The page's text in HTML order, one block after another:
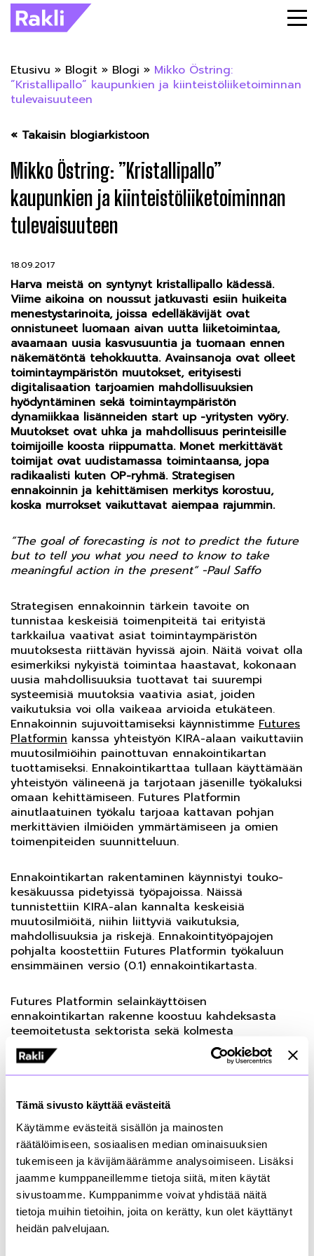
Tämä sivusto käyttää evästeitä
Käytämme evästeitä sisällön ja mainosten
räätälöimiseen, sosiaalisen median ominaisuuksien
tukemiseen ja kävijämäärämme analysoimiseen. Lisäksi
jaamme kumppaneillemme tietoja siitä, miten käytät
sivustoamme. Kumppanimme voivat yhdistää näitä
tietoja muihin tietoihin, joita on kerätty, kun olet käyttänyt
heidän palvelujaan.
Etusivu » Blogit » Blogi » Mikko Östring:
”Kristallipallo” kaupunkien ja kiinteistöliiketoiminnan
tulevaisuuteen
« Takaisin blogiarkistoon
Mikko Östring: ”Kristallipallo”
kaupunkien ja kiinteistöliiketoiminnan
tulevaisuuteen
18.09.2017
Harva meistä on syntynyt kristallipallo kädessä.
Viime aikoina on noussut jatkuvasti esiin huikeita
menestystarinoita, joissa edelläkävijät ovat
onnistuneet luomaan aivan uutta liiketoimintaa,
avaamaan uusia kasvusuuntia ja tuomaan ennen
näkemätöntä tehokkuutta. Avainsanoja ovat olleet
toimintaympäristön muutokset, erityisesti
digitalisaation tarjoamien mahdollisuuksien
hyödyntäminen sekä toimintaympäristön
dynamiikkaa lisänneiden start up -yritysten vyöry.
Muutokset ovat uhka ja mahdollisuus perinteisille
toimijoille koosta riippumatta. Monet merkittävät
toimijat ovat uudistamassa toimintaansa, jopa
radikaalisti kuten OP-ryhmä. Strategisen
ennakoinnin ja kehittämisen merkitys korostuu,
koska murrokset vaikuttavat aiempaa rajummin.
”The goal of forecasting is not to predict the future
but to tell you what you need to know to take
meaningful action in the present” -Paul Saffo
Strategisen ennakoinnin tärkein tavoite on
tunnistaa keskeisiä toimenpiteitä tai erityistä
tarkkailua vaativat asiat toimintaympäristön
muutoksesta riittävän hyvissä ajoin. Näitä voivat olla
esimerkiksi nykyistä toimintaa haastavat, kokonaan
uusia mahdollisuuksia tuottavat tai suurempi
systeemisiä muutoksia vaativia asiat, joiden
vaikutuksia voi olla vaikeaa arvioida etukäteen.
Ennakoinnin sujuvoittamiseksi käynnistimme Futures
Platformin kanssa yhteistyön KIRA-alaan vaikuttaviin
muutosilmiöihin painottuvan ennakointikartan
tuottamiseksi. Ennakointikarttaa tullaan käyttämään
yhteistyön välineenä ja tarjotaan jäsenille työkaluksi
omaan kehittämiseen. Futures Platformin
ainutlaatuinen työkalu tarjoaa kattavan pohjan
merkittävien ilmiöiden ymmärtämiseen ja omien
toimenpiteiden suunnitteluun.
Ennakointikartan rakentaminen käynnistyi touko-
kesäkuussa pidetyissä työpajoissa. Näissä
tunnistettiin KIRA-alan kannalta keskeisiä
muutosilmiöitä, niihin liittyviä vaikutuksia,
mahdollisuuksia ja riskejä. Ennakointityöpajojen
pohjalta koostettiin Futures Platformin työkaluun
ensimmäinen versio (0.1) ennakointikartasta.
Futures Platformin selainkäyttöisen
ennakointikartan rakenne koostuu kahdeksasta
teemoitetusta sektorista sekä kolmesta
aikakehästä. Muutosilmiöitä on neljää eri tyyppiä.
Niiden sijainti kehillä esittää ajankohdan, johon
selkeän muutoksen odotetaan painottuvan. Tämä
näkyvä jo aiemmin (tai ettei voitaisi odottaa, että
sen merkitys jatkaisi kasvua myös tämän ajanjakson
jälkeen). Ennakointikartalle on helppo lisätä ja
poistaa valikosta löytyviä ja aivan uusiakin
muutosilmiöitä. Samanaikaisesti näkyvissä voi olla
72 ilmiötä. Ilmiöihin liittyviä kuvauksia voidaan
tarpeen mukaan muokata.
Rakennettu ympäristö on keskeinen tekijä